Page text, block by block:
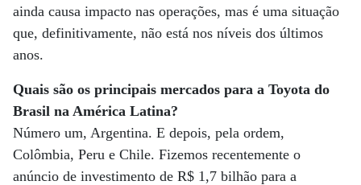
ainda causa impacto nas operações, mas é uma situação
que, definitivamente, não está nos níveis dos últimos
anos.
Quais são os principais mercados para a Toyota do
Brasil na América Latina?
Número um, Argentina. E depois, pela ordem,
Colômbia, Peru e Chile. Fizemos recentemente o
anúncio de investimento de R$ 1,7 bilhão para a